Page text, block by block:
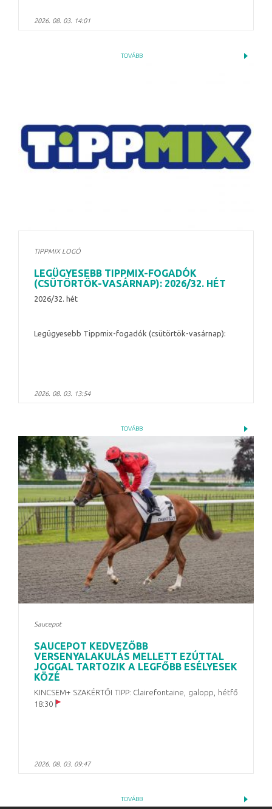
2026. 08. 03. 14:01
TOVÁBB
TIPPMIX LOGÓ
LEGÜGYESEBB TIPPMIX-FOGADÓK
(CSÜTÖRTÖK-VASÁRNAP): 2026/32. HÉT
2026/32. hét
Legügyesebb Tippmix-fogadók (csütörtök-vasárnap):
2026. 08. 03. 13:54
TOVÁBB
Saucepot
SAUCEPOT KEDVEZŐBB
VERSENYALAKULÁS MELLETT EZÚTTAL
JOGGAL TARTOZIK A LEGFŐBB ESÉLYESEK
KÖZÉ
KINCSEM+ SZAKÉRTŐI TIPP: Clairefontaine, galopp, hétfő
18:30
2026. 08. 03. 09:47
TOVÁBB